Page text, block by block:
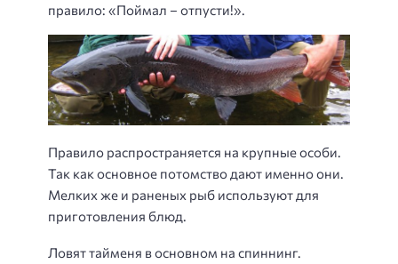
правило: «Поймал – отпусти!».
Правило распространяется на крупные особи.
Так как основное потомство дают именно они.
Мелких же и раненых рыб используют для
приготовления блюд.
Ловят тайменя в основном на спиннинг.